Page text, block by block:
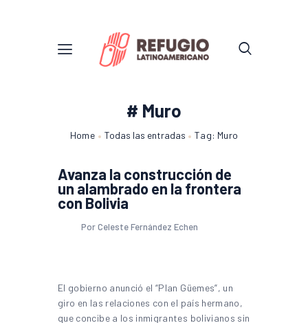
# Muro
Home Todas las entradas Tag: Muro
Avanza la construcción de
un alambrado en la frontera
con Bolivia
Por Celeste Fernández Echen
El gobierno anunció el “Plan Güemes”, un
giro en las relaciones con el país hermano,
que concibe a los inmigrantes bolivianos sin